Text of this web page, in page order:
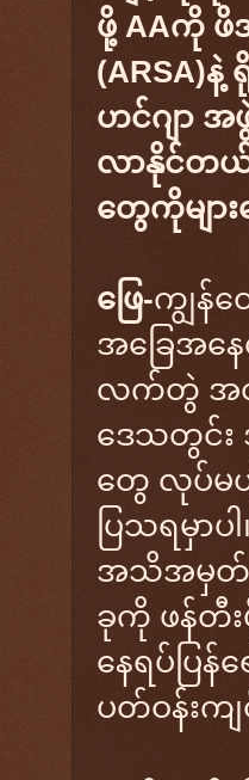
ဖို့ AAကို ဖိ
(ARSA)
ဟင်ဂျာ
လာနိုင်တယ်
တွေကိုမျာ
ဖြေ-ကျွန်
အခြေအန
လက်တွဲ အလု
ဒေသတွင်း
တွေ လုပ်မ
ပြသရမှာ
အသိအမှတ်
ခုကို ဖန်တီး
နေရပ်ပြ
ပတ်ဝန်းက